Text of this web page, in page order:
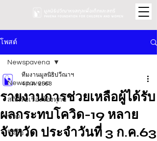
โพสต์
Newspavena
สถิติรับเรื่องร้องทุกข์
ข่าว
วิดีโอ
Newspavena
รายงานการช่วยเหลือผู้ได้รับ
ผลกระทบโควิด-19 หลาย
จังหวัด ประจำวันที่ 3 ก.ค.63
ทีมงานมูลนิธิปวีณาฯ
4 ก.ค. 2563